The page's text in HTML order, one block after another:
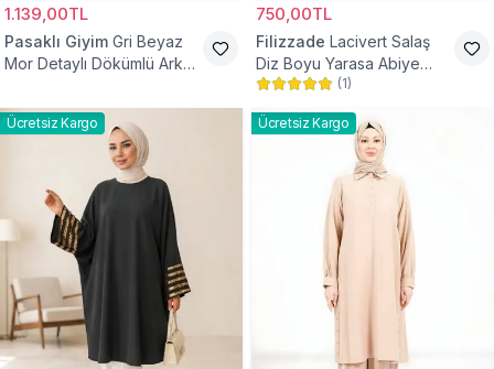
1.139,00TL
Pasaklı Giyim Gri Beyaz
Mor Detaylı Dökümlü Arkası
750,00TL
Filizzade Lacivert Salaş
Diz Boyu Yarasa Abiye
Tunik
(1)
Ücretsiz Kargo Ücretsiz Kargo